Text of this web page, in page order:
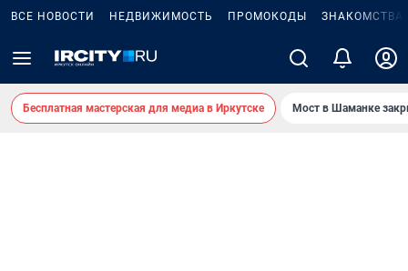
ВСЕ НОВОСТИ НЕДВИЖИМОСТЬ ПРОМОКОДЫ ЗНАКОМСТВА
Бесплатная мастерская для медиа в Иркутске Мост в Шаманке